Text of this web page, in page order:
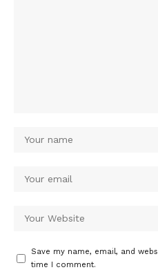
Save my name, email, and
time I comment.